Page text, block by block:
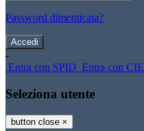
Password dimenticata?
-
Entra con SPID Entra con CIE
Seleziona utente
button close ×